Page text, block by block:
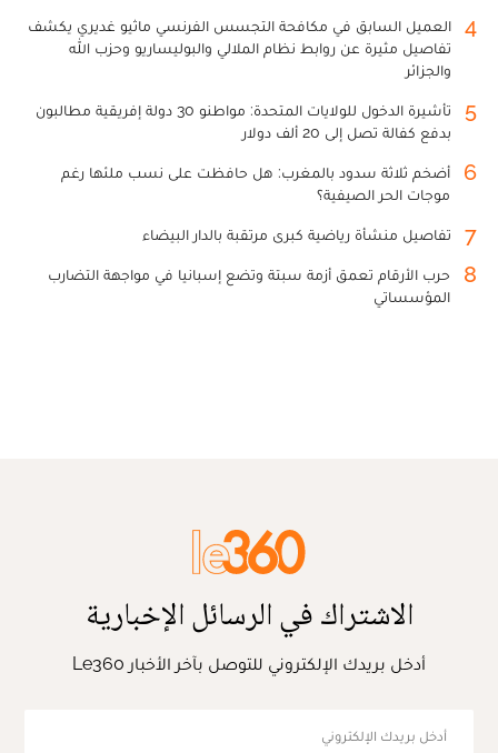
4
العميل السابق في مكافحة التجسس الفرنسي ماثيو غديري يكشف
تفاصيل مثيرة عن روابط نظام الملالي والبوليساريو وحزب الله
والجزائر
5
تأشيرة الدخول للولايات المتحدة: مواطنو 30 دولة إفريقية مطالبون
بدفع كفالة تصل إلى 20 ألف دولار
6
أضخم ثلاثة سدود بالمغرب: هل حافظت على نسب ملئها رغم
موجات الحر الصيفية؟
7 تفاصيل منشأة رياضية كبرى مرتقبة بالدار البيضاء
8
حرب الأرقام تعمق أزمة سبتة وتضع إسبانيا في مواجهة التضارب
المؤسساتي
الاشتراك في الرسائل الإخبارية
أدخل بريدك الإلكتروني للتوصل بآخر الأخبار Le360